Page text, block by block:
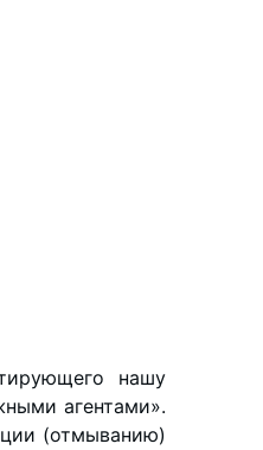
нашу
агентами».
(отмыванию)